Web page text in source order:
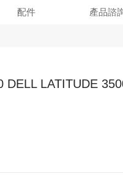
配件 產品諮
DELL LATITUDE